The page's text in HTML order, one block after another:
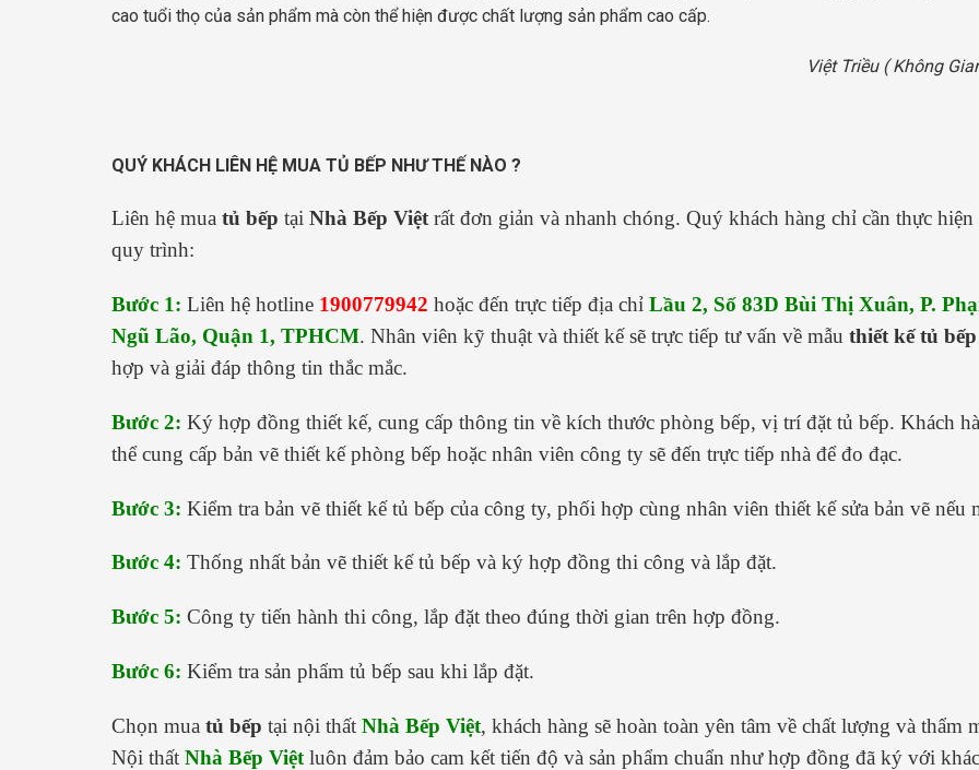
cao tuổi thọ của sản phẩm mà còn thể hiện được chất lượng sản phẩm cao cấp.
Việt Triều ( Không
QUÝ KHÁCH LIÊN HỆ MUA TỦ BẾP NHƯ THẾ NÀO ?
Liên hệ mua tủ bếp tại Nhà Bếp Việt rất đơn giản và nhanh chóng. Quý khách hàng chỉ cần thực hiện
quy trình:
Bước 1: Liên hệ hotline 1900779942 hoặc đến trực tiếp địa chỉ Lầu 2, Số 83D Bùi Thị Xuân, P.
Ngũ Lão, Quận 1, TPHCM. Nhân viên kỹ thuật và thiết kế sẽ trực tiếp tư vấn về mẫu thiết kế tủ bếp
hợp và giải đáp thông tin thắc mắc.
Bước 2: Ký hợp đồng thiết kế, cung cấp thông tin về kích thước phòng bếp, vị trí đặt tủ bếp. Khách
thể cung cấp bản vẽ thiết kế phòng bếp hoặc nhân viên công ty sẽ đến trực tiếp nhà để đo đạc.
Bước 3: Kiểm tra bản vẽ thiết kế tủ bếp của công ty, phối hợp cùng nhân viên thiết kế sửa bản vẽ nếu
Bước 4: Thống nhất bản vẽ thiết kế tủ bếp và ký hợp đồng thi công và lắp đặt.
Bước 5: Công ty tiến hành thi công, lắp đặt theo đúng thời gian trên hợp đồng.
Bước 6: Kiểm tra sản phẩm tủ bếp sau khi lắp đặt.
Chọn mua tủ bếp tại nội thất Nhà Bếp Việt, khách hàng sẽ hoàn toàn yên tâm về chất lượng và thẩm
Nội thất Nhà Bếp Việt luôn đảm bảo cam kết tiến độ và sản phẩm chuẩn như hợp đồng đã ký với